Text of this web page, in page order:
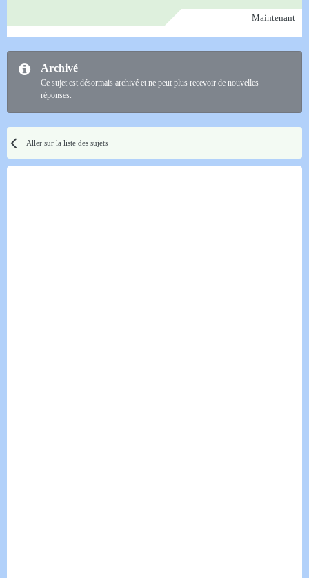
Maintenant
Archivé
Ce sujet est désormais archivé et ne peut plus recevoir de nouvelles
réponses.
Aller sur la liste des sujets